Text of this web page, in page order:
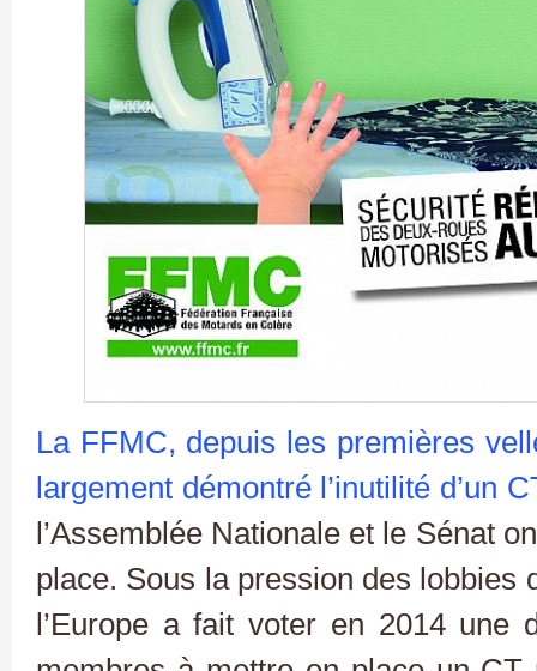
La FFMC, depuis les premières
largement démontré l’inutilité d’un
l’Assemblée Nationale et le Sénat
place. Sous la pression des lobbies
l’Europe a fait voter en 2014 une